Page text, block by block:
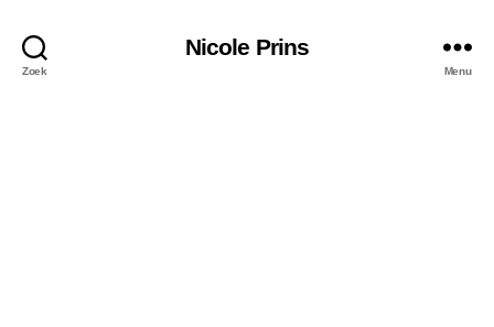
Zoek
Nicole Prins
Menu